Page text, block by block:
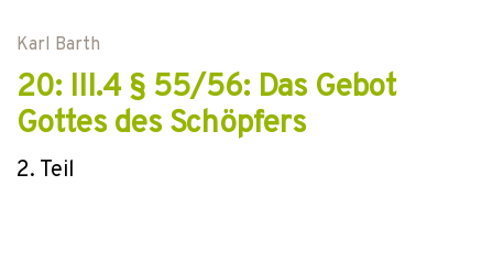
Karl Barth
20: III.4 § 55/56: Das Gebot
Gottes des Schöpfers
2. Teil